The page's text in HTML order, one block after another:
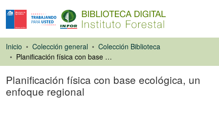
Inicio Colección general
Colección Biblioteca
Planificación física con base ecológica, un enfoque regional
Planificación física con base ecológica, un
enfoque regional